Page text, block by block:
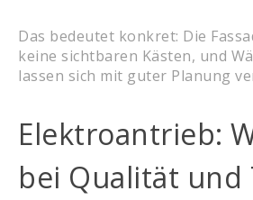
Das bedeutet konkret: Die
keine sichtbaren Kästen, und
lassen sich mit guter Planung
Elektroantrieb:
bei Qualität und